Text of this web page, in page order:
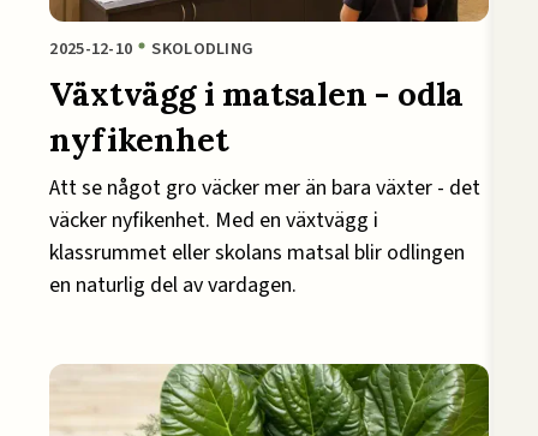
2025-12-10 SKOLODLING
Växtvägg i matsalen - odla
nyfikenhet
Att se något gro väcker mer än bara växter - det
väcker nyfikenhet. Med en växtvägg i
klassrummet eller skolans matsal blir odlingen
en naturlig del av vardagen.